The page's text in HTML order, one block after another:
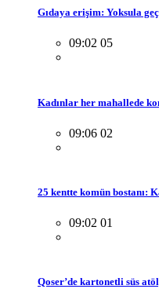
Gıdaya erişim: Yoksula
09:02 05
Kadınlar her mahallede
09:06 02
25 kentte komün bostanı:
09:02 01
Qoser’de kartonetli süs